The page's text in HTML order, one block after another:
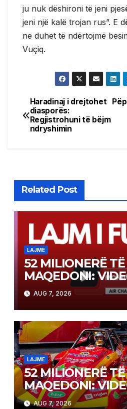
ju nuk dëshironi të jeni
jeni një kalë trojan rus”. E
ne duhet të ndërtojmë
Vuçiq.
Post
navigation
Haradinaj i drejtohet
diasporës:
Regjistrohuni të bëjm
ndryshimin
Related Post
LAJME
52 MILIONERË
MAQEDONI:
KASINOS
2 MILIONË EURO
NË FITIME
AUG 7, 2026
LAJME
52 MILIONERË
MAQEDONI:
KASINOS
AUG 7, 2026